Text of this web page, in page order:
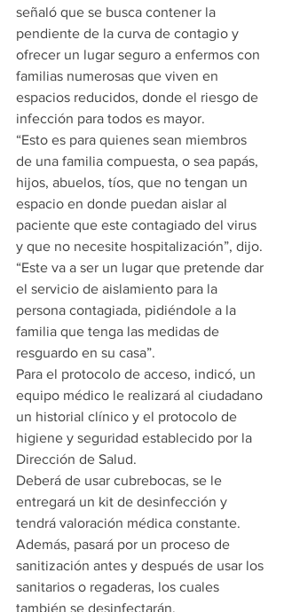
señaló que se busca contener la
pendiente de la curva de contagio y
ofrecer un lugar seguro a enfermos con
familias numerosas que viven en
espacios reducidos, donde el riesgo de
infección para todos es mayor.
“Esto es para quienes sean miembros
de una familia compuesta, o sea papás,
hijos, abuelos, tíos, que no tengan un
espacio en donde puedan aislar al
paciente que este contagiado del virus
y que no necesite hospitalización”, dijo.
“Este va a ser un lugar que pretende dar
el servicio de aislamiento para la
persona contagiada, pidiéndole a la
familia que tenga las medidas de
resguardo en su casa”.
Para el protocolo de acceso, indicó, un
equipo médico le realizará al ciudadano
un historial clínico y el protocolo de
higiene y seguridad establecido por la
Dirección de Salud.
Deberá de usar cubrebocas, se le
entregará un kit de desinfección y
tendrá valoración médica constante.
Además, pasará por un proceso de
sanitización antes y después de usar los
sanitarios o regaderas, los cuales
también se desinfectarán.